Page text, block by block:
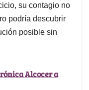
su contagio no
podría descubrir
posible sin
Alcocer a